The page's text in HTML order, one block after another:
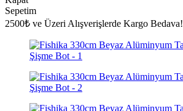
Sepetim
2500₺ ve Üzeri Alışverişlerde Kargo Bedava!